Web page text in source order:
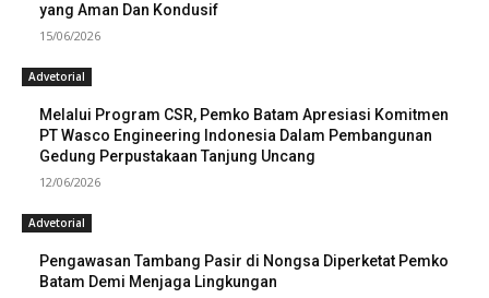
yang Aman Dan Kondusif
15/06/2026
Advetorial
Melalui Program CSR, Pemko Batam Apresiasi Komitmen
PT Wasco Engineering Indonesia Dalam Pembangunan
Gedung Perpustakaan Tanjung Uncang
12/06/2026
Advetorial
Pengawasan Tambang Pasir di Nongsa Diperketat Pemko
Batam Demi Menjaga Lingkungan